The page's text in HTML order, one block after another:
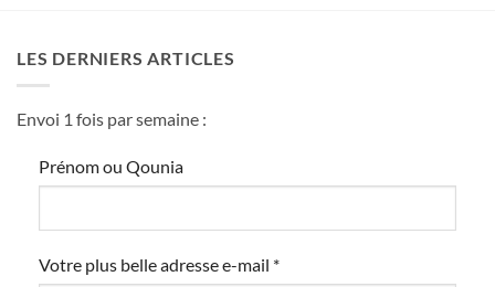
LES DERNIERS ARTICLES
Envoi 1 fois par semaine :
Prénom ou Qounia
Votre plus belle adresse e-mail *